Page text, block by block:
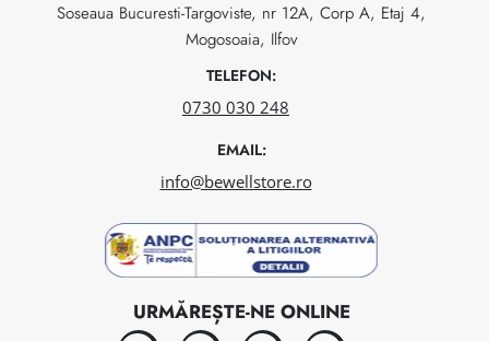
Soseaua Bucuresti-Targoviste, nr 12A, Corp A, Etaj 4,
Mogosoaia, Ilfov
TELEFON:
0730 030 248
EMAIL:
info@bewellstore.ro
URMĂREȘTE-NE ONLINE